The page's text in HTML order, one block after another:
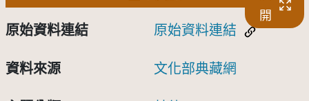
開
原始資料連結 原始資料連結
資料來源 文化部典藏網